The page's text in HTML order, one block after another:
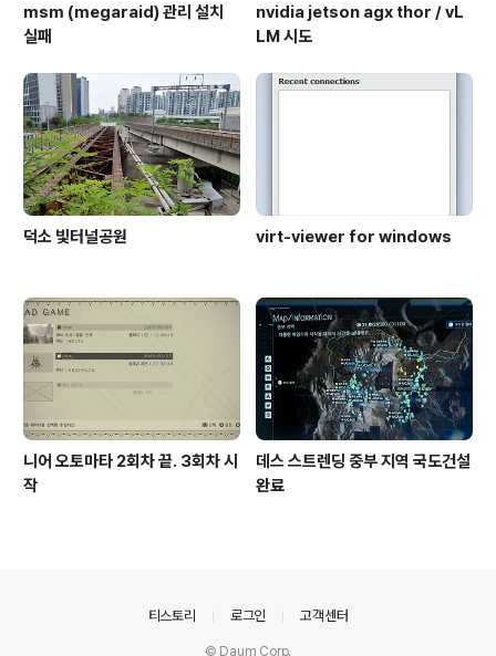
msm (megaraid) 관리 설치
실패
nvidia jetson agx thor / vL
LM 시도
덕소 빛터널공원 virt-viewer for windows
니어 오토마타 2회차 끝. 3회차 시
작
데스 스트렌딩 중부 지역 국도건설
완료
티스토리 로그인 고객센터
© Daum Corp.